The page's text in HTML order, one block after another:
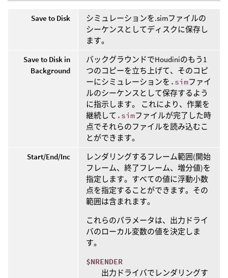
Save to Disk
シミュレーションを.simファイルの
シーケンスとしてディスクに保存し
ます。
Save to Disk in
Background
バックグラウンドでHoudiniのもう1
つのコピーを立ち上げて、そのコピ
ーにシミュレーションを .simファイ
ルのシーケンスとして保存するよう
に指示します。 これにより、作業を
継続して .simファイルが完了した時
点でそれらのファイルを読み込むこ
とができます。
Start/End/Inc
レンダリングするフレーム範囲(開始
フレーム、終了フレーム、増分値)を
指定します。すべての値に浮動小数
点を指定することができます。その
範囲は含まれます。
これらのパラメータは、出力ドライ
バのローカル変数の値を決定しま
す。
$NRENDER
出力ドライバでレンダリングす